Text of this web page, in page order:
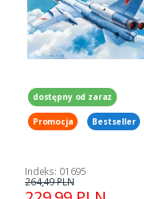
dostępny od zaraz
Promocja Bestseller
Indeks: 01695
264,49 PLN